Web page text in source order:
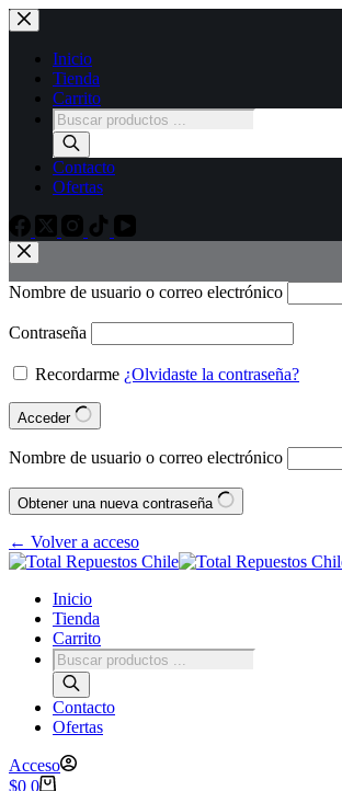
Inicio
Tienda
Carrito
Contacto
Ofertas
Nombre de usuario o correo electrónico
Contraseña
Recordarme ¿Olvidaste la contraseña?
Acceder
Nombre de usuario o correo electrónico
Obtener una nueva contraseña
← Volver a acceso
Inicio
Tienda
Carrito
Contacto
Ofertas
Acceso
$0 0